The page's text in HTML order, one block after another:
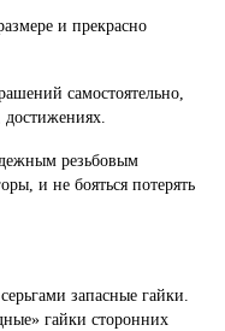
и прекрасно
самостоятельно,
достижениях.
резьбовым
и не бояться потерять
запасные гайки.
гайки сторонних